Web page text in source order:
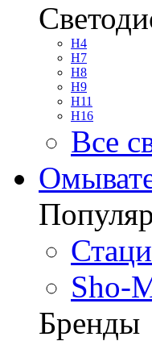
H4
H7
H8
H9
H11
H16
Все
Sho-
Бренды